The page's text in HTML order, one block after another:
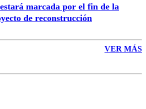
marcada por el fin de la
de reconstrucción
VER MÁS